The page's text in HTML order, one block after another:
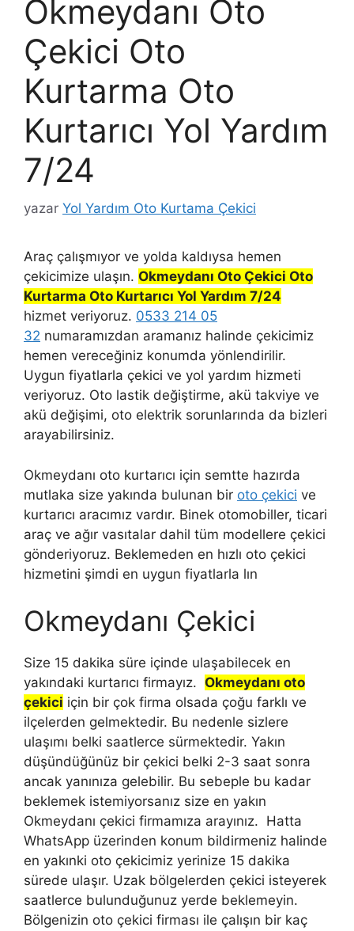
Okmeydanı Oto
Çekici Oto
Kurtarma Oto
Kurtarıcı Yol Yardım
7/24
yazar Yol Yardım Oto Kurtama Çekici
Araç çalışmıyor ve yolda kaldıysa hemen
çekicimize ulaşın. Okmeydanı Oto Çekici Oto
Kurtarma Oto Kurtarıcı Yol Yardım 7/24
hizmet veriyoruz. 0533 214 05
32 numaramızdan aramanız halinde çekicimiz
hemen vereceğiniz konumda yönlendirilir.
Uygun fiyatlarla çekici ve yol yardım hizmeti
veriyoruz. Oto lastik değiştirme, akü takviye ve
akü değişimi, oto elektrik sorunlarında da bizleri
arayabilirsiniz.
Okmeydanı oto kurtarıcı için semtte hazırda
mutlaka size yakında bulunan bir oto çekici ve
kurtarıcı aracımız vardır. Binek otomobiller, ticari
araç ve ağır vasıtalar dahil tüm modellere çekici
gönderiyoruz. Beklemeden en hızlı oto çekici
hizmetini şimdi en uygun fiyatlarla lın
Okmeydanı Çekici
Size 15 dakika süre içinde ulaşabilecek en
yakındaki kurtarıcı firmayız. Okmeydanı oto
çekici için bir çok firma olsada çoğu farklı ve
ilçelerden gelmektedir. Bu nedenle sizlere
ulaşımı belki saatlerce sürmektedir. Yakın
düşündüğünüz bir çekici belki 2-3 saat sonra
ancak yanınıza gelebilir. Bu sebeple bu kadar
beklemek istemiyorsanız size en yakın
Okmeydanı çekici firmamıza arayınız. Hatta
WhatsApp üzerinden konum bildirmeniz halinde
en yakınki oto çekicimiz yerinize 15 dakika
sürede ulaşır. Uzak bölgelerden çekici isteyerek
saatlerce bulunduğunuz yerde beklemeyin.
Bölgenizin oto çekici firması ile çalışın bir kaç